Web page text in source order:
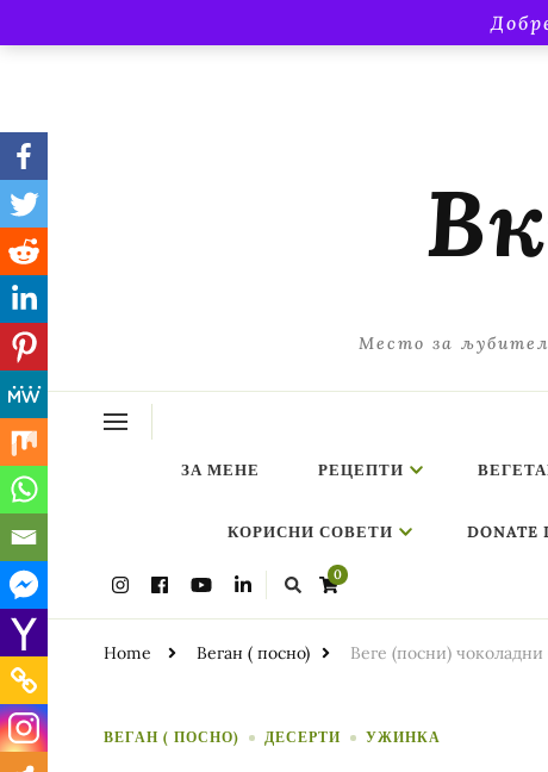
Место за
ЗА МЕНЕ РЕЦЕПТИ
КОРИСНИ СОВЕТИ DONATE
0
Home Веган ( посно) Веге (посни)
ВЕГАН ( ПОСНО) ДЕСЕРТИ УЖИНКА